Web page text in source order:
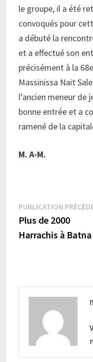
le groupe, il a été
convoqués pour
a débuté la
et a effectué son
précisément à la
Massinissa Nait
l’ancien meneur de
bonne entrée et a
ramené de la
M. A-M.
Navigation
de
PUBLICATION
Plus de 2000
Harrachis à Batna